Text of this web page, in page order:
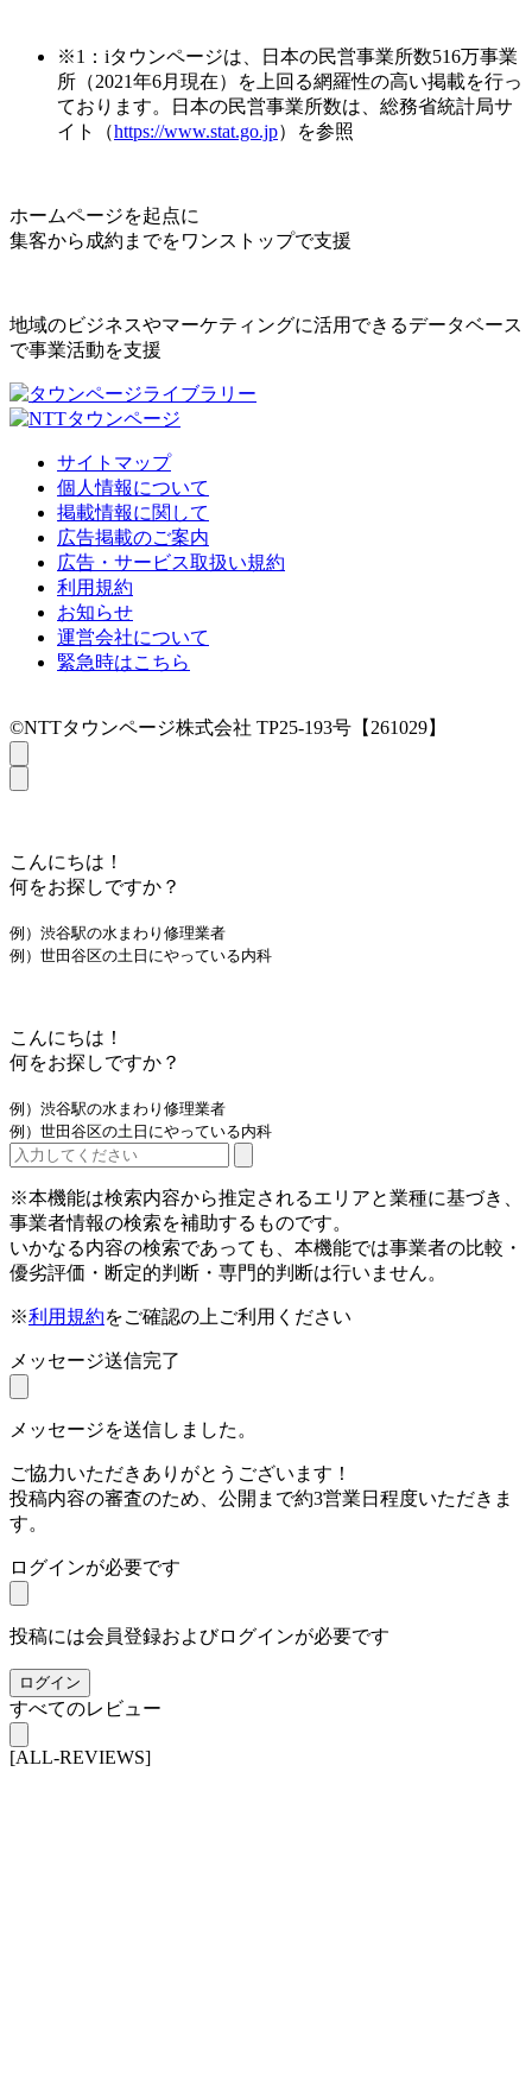
※1：iタウンページは、日本の民営事業所数516万事業
所（2021年6月現在）を上回る網羅性の高い掲載を行っ
ております。日本の民営事業所数は、総務省統計局サ
イト（https://www.stat.go.jp）を参照
ホームページを起点に
集客から成約までをワンストップで支援
地域のビジネスやマーケティングに活用できるデータベース
で事業活動を支援
サイトマップ
個人情報について
掲載情報に関して
広告掲載のご案内
広告・サービス取扱い規約
利用規約
お知らせ
運営会社について
緊急時はこちら
©NTTタウンページ株式会社 TP25-193号【261029】
こんにちは！
何をお探しですか？
例）渋谷駅の水まわり修理業者
例）世田谷区の土日にやっている内科
こんにちは！
何をお探しですか？
例）渋谷駅の水まわり修理業者
例）世田谷区の土日にやっている内科
※本機能は検索内容から推定されるエリアと業種に基づき、
事業者情報の検索を補助するものです。
いかなる内容の検索であっても、本機能では事業者の比較・
優劣評価・断定的判断・専門的判断は行いません。
※利用規約をご確認の上ご利用ください
メッセージ送信完了
メッセージを送信しました。
ご協力いただきありがとうございます！
投稿内容の審査のため、公開まで約3営業日程度いただきま
す。
ログインが必要です
投稿には会員登録およびログインが必要です
ログイン
すべてのレビュー
[ALL-REVIEWS]